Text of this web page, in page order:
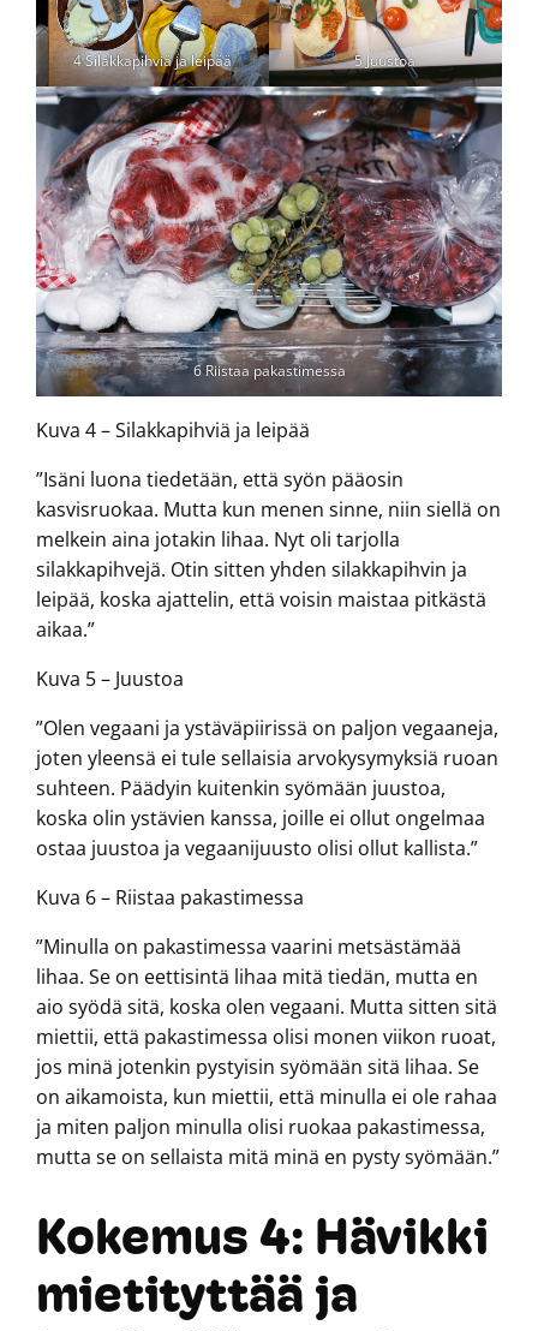
4 Silakkapihviä ja leipää 5 Juustoa
6 Riistaa pakastimessa
Kuva 4 – Silakkapihviä ja leipää
”Isäni luona tiedetään, että syön pääosin
kasvisruokaa. Mutta kun menen sinne, niin siellä on
melkein aina jotakin lihaa. Nyt oli tarjolla
silakkapihvejä. Otin sitten yhden silakkapihvin ja
leipää, koska ajattelin, että voisin maistaa pitkästä
aikaa.”
Kuva 5 – Juustoa
”Olen vegaani ja ystäväpiirissä on paljon vegaaneja,
joten yleensä ei tule sellaisia arvokysymyksiä ruoan
suhteen. Päädyin kuitenkin syömään juustoa,
koska olin ystävien kanssa, joille ei ollut ongelmaa
ostaa juustoa ja vegaanijuusto olisi ollut kallista.”
Kuva 6 – Riistaa pakastimessa
”Minulla on pakastimessa vaarini metsästämää
lihaa. Se on eettisintä lihaa mitä tiedän, mutta en
aio syödä sitä, koska olen vegaani. Mutta sitten sitä
miettii, että pakastimessa olisi monen viikon ruoat,
jos minä jotenkin pystyisin syömään sitä lihaa. Se
on aikamoista, kun miettii, että minulla ei ole rahaa
ja miten paljon minulla olisi ruokaa pakastimessa,
mutta se on sellaista mitä minä en pysty syömään.”
Kokemus 4: Hävikki
mietityttää ja